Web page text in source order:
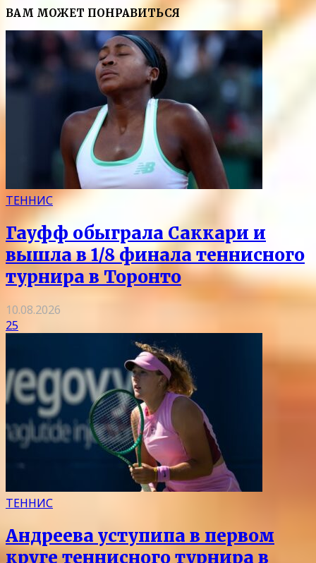
ВАМ МОЖЕТ ПОНРАВИТЬСЯ
ТЕННИС
Гауфф обыграла Саккари и
вышла в 1/8 финала теннисного
турнира в Торонто
10.08.2026
25
ТЕННИС
Андреева уступипа в первом
круге теннисного турнира в